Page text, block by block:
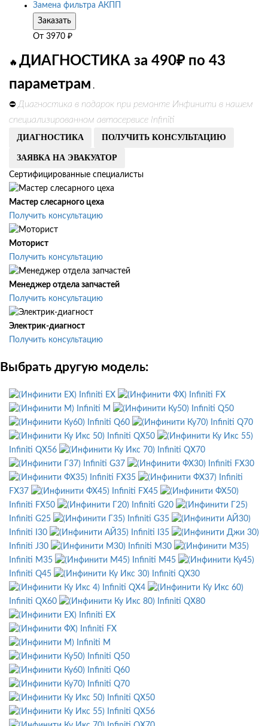
Замена фильтра АКПП
Заказать
От 3970 ₽
🔥 ДИАГНОСТИКА за 490₽ по 43
параметрам .
⛔ Диагностика в подарок при ремонте Инфинити в нашем
специализированном автосервисе Infiniti
ДИАГНОСТИКА ПОЛУЧИТЬ КОНСУЛЬТАЦИЮ
ЗАЯВКА НА ЭВАКУАТОР
Сертифицированные специалисты
Мастер слесарного цеха
Получить консультацию
Моторист
Получить консультацию
Менеджер отдела запчастей
Получить консультацию
Электрик-диагност
Получить консультацию
Выбрать другую модель:
Infiniti EX
Infiniti FX
Infiniti M
Infiniti Q50
Infiniti Q60
Infiniti Q70
Infiniti QX50
Infiniti QX56
Infiniti QX70
Infiniti G37
Infiniti FX30
Infiniti FX35
Infiniti
FX37
Infiniti FX45
Infiniti FX50
Infiniti G20
Infiniti G25
Infiniti G35
Infiniti I30
Infiniti I35
Infiniti J30
Infiniti M30
Infiniti M35
Infiniti M45
Infiniti Q45
Infiniti QX30
Infiniti QX4
Infiniti QX60
Infiniti QX80
Infiniti EX
Infiniti FX
Infiniti M
Infiniti Q50
Infiniti Q60
Infiniti Q70
Infiniti QX50
Infiniti QX56